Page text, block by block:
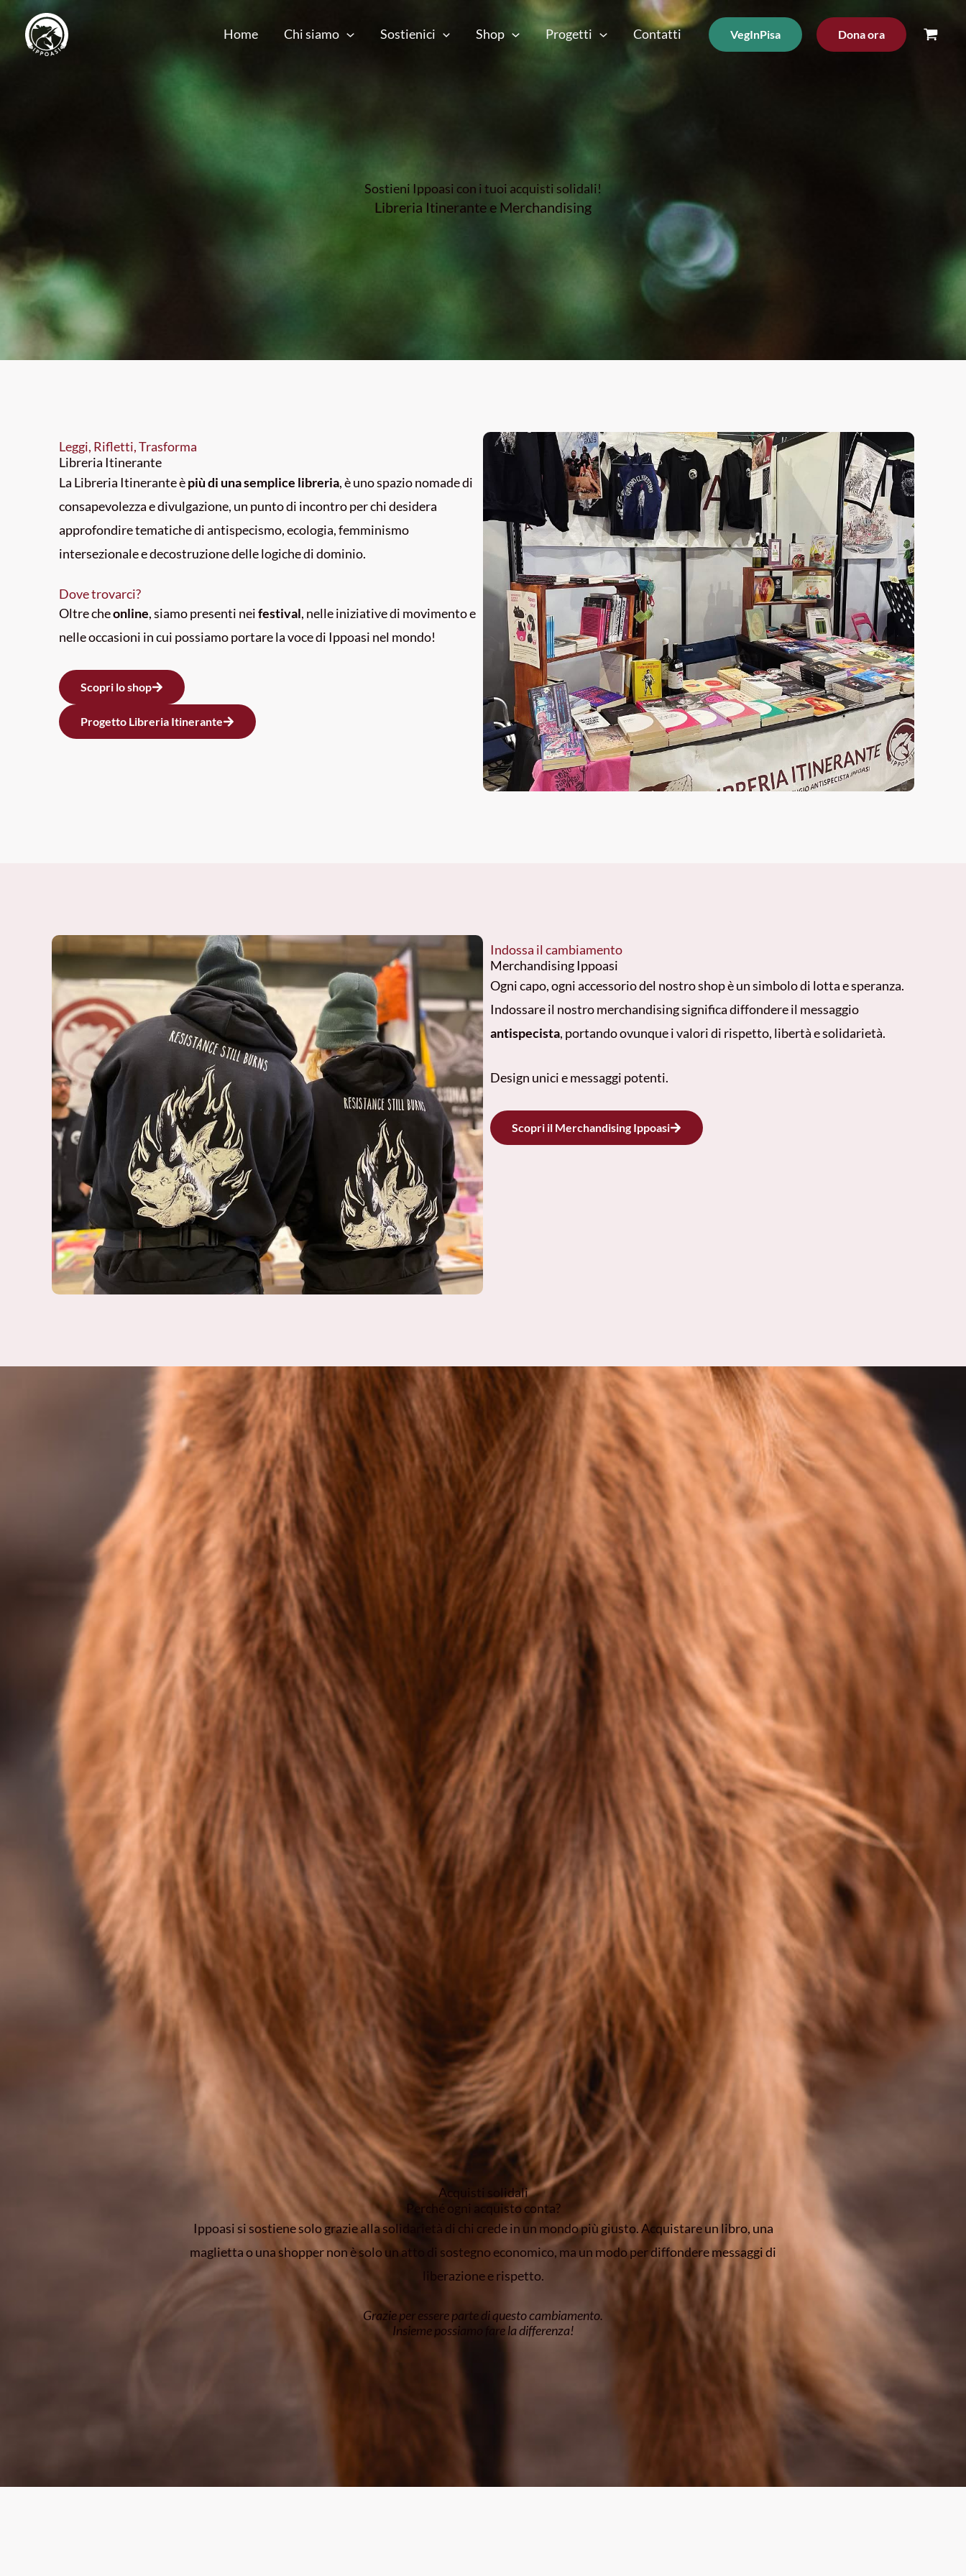
content
Home Chi siamo Sostienici Shop Progetti Contatti VegInPisa Dona ora
Sostieni Ippoasi con i tuoi acquisti solidali!
Libreria Itinerante e Merchandising
Leggi, Rifletti, Trasforma
Libreria Itinerante
La Libreria Itinerante èpiù di una semplice libreria, è uno spazio nomade di
consapevolezza e divulgazione, un punto di incontro per chi desidera
approfondire tematiche di antispecismo, ecologia, femminismo
intersezionale e decostruzione delle logiche di dominio.
Dove trovarci?
Oltre cheonline, siamo presenti neifestival, nelle iniziative di movimento e
nelle occasioni in cui possiamo portare la voce di Ippoasi nel mondo!
Scopri lo shop
Progetto Libreria Itinerante
Indossa il cambiamento
Merchandising Ippoasi
Ogni capo, ogni accessorio del nostro shop è un simbolo di lotta e speranza.
Indossare il nostro merchandising significa diffondere il messaggio
antispecista, portando ovunque i valori di rispetto, libertà e solidarietà.
Design unici e messaggi potenti.
Scopri il Merchandising Ippoasi
Acquisti solidali
Perché ogni acquisto conta?
Ippoasi si sostiene solo grazie alla solidarietà di chi crede in un mondo più giusto. Acquistare un libro, una
maglietta o una shopper non è solo un atto di sostegno economico, ma un modo per diffondere messaggi di
liberazione e rispetto.
Grazie per essere parte di questo cambiamento.
Insieme possiamo fare la differenza!